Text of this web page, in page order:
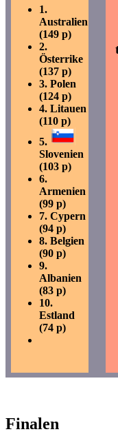
1.
Australien
(149 p)
2.
Österrike
(137 p)
3. Polen
(124 p)
4. Litauen
(110 p)
5.
Slovenien
(103 p)
6.
Armenien
(99 p)
7. Cypern
(94 p)
8. Belgien
(90 p)
9.
Albanien
(83 p)
10.
Estland
(74 p)
Finalen